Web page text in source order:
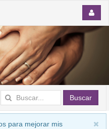
Buscar
para mejorar mis